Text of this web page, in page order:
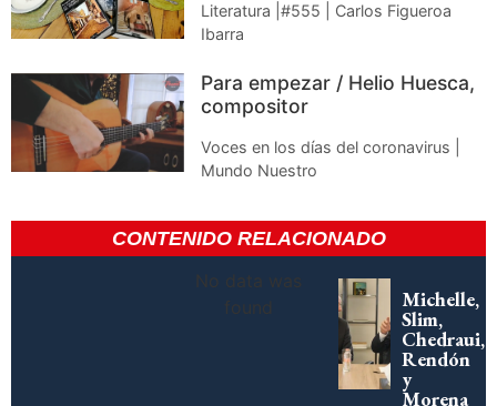
Literatura |#555 | Carlos Figueroa
Ibarra
Para empezar / Helio Huesca,
compositor
Voces en los días del coronavirus |
Mundo Nuestro
CONTENIDO RELACIONADO
No data was
found
Michelle,
Slim,
Chedraui,
Rendón
y
Morena